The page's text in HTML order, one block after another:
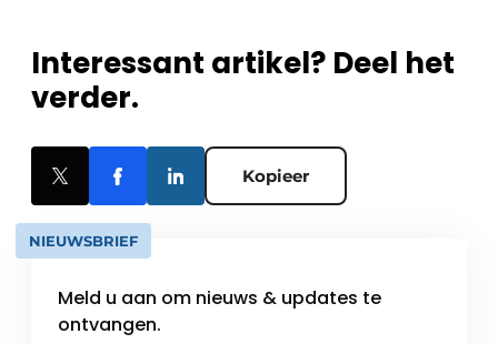
Interessant artikel? Deel het
verder.
Kopieer
NIEUWSBRIEF
Meld u aan om nieuws & updates te
ontvangen.